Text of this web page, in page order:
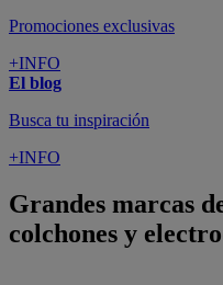
Promociones exclusivas
+INFO
El blog
Busca tu inspiración
+INFO
Grandes marcas
colchones y